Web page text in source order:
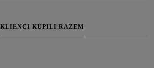
KLIENCI KUPILI RAZEM